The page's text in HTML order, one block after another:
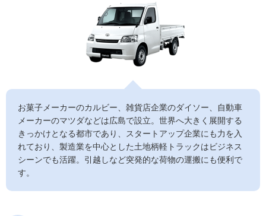
お菓子メーカーのカルビー、雑貨店企業のダイソー、自動車
メーカーのマツダなどは広島で設立。世界へ大きく展開する
きっかけとなる都市であり、スタートアップ企業にも力を入
れており、製造業を中心とした土地柄軽トラックはビジネス
シーンでも活躍。引越しなど突発的な荷物の運搬にも便利で
す。